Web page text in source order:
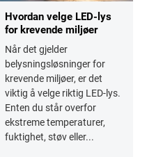
Hvordan velge LED-lys
for krevende miljøer
Når det gjelder
belysningsløsninger for
krevende miljøer, er det
viktig å velge riktig LED-lys.
Enten du står overfor
ekstreme temperaturer,
fuktighet, støv eller...